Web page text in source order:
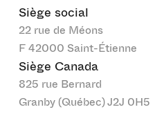
Siège social
22 rue de Méons
F 42000 Saint-Étienne
Siège Canada
825 rue Bernard
Granby (Québec) J2J 0H5